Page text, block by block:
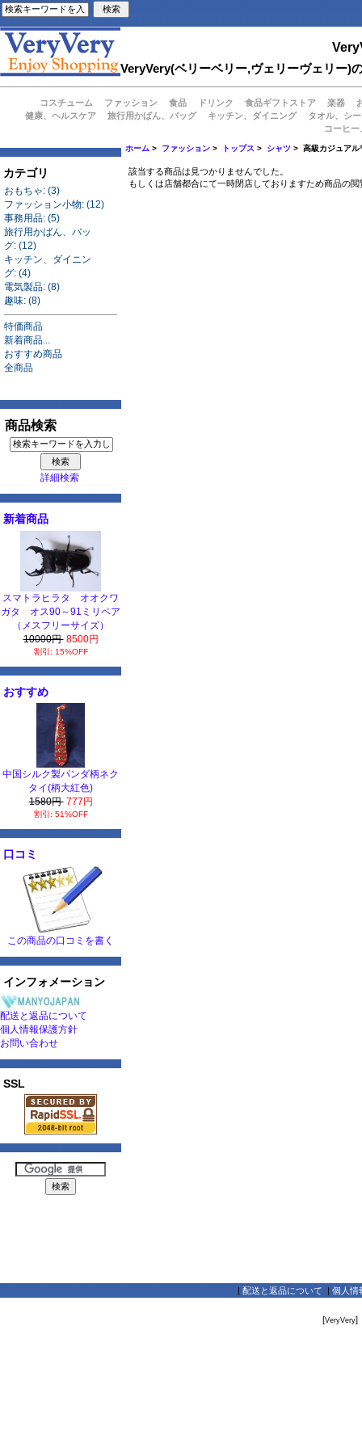
VeryVery(ベリーベリー,ヴェリーヴェリー)
コスチューム ファッション 食品 ドリンク 食品ギフトストア 楽器
健康、ヘルスケア
旅行用かばん、バッグ キッチン、ダイニング
タオル、シ
コーヒ
カテゴリ
おもちゃ: (3)
ファッション小物: (12)
事務用品: (5)
旅行用かばん、バッ
グ: (12)
キッチン、ダイニン
グ: (4)
電気製品: (8)
趣味: (8)
特価商品
新着商品...
おすすめ商品
全商品
商品検索
詳細検索
新着商品
スマトラヒラタ オオクワ
ガタ オス90～91ミリペア
（メスフリーサイズ）
10000円 8500円
割引: 15%OFF
おすすめ
中国シルク製パンダ柄ネク
タイ(柄大紅色)
1580円 777円
割引: 51%OFF
口コミ
この商品の口コミを書く
インフォメーション
配送と返品について
個人情報保護方針
お問い合わせ
SSL
ホーム > ファッション > トップス > シャツ > 高級カジュアル
該当する商品は見つかりませんでした。
もしくは店舗都合にて一時閉店しておりますため商品の
| 配送と返品について | 個人情
[VeryVery]